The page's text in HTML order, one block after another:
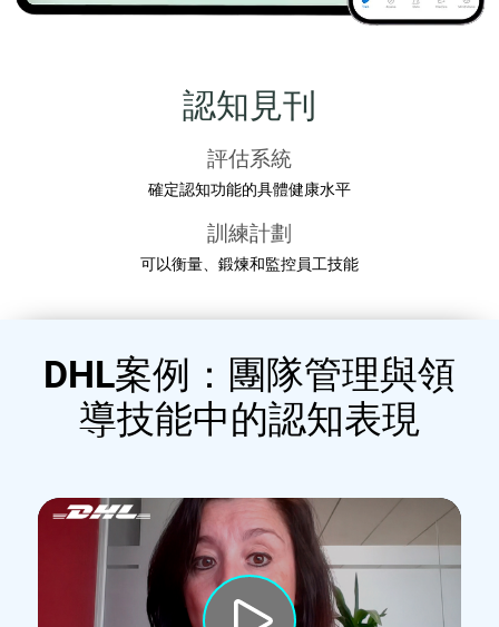
認知見刊
評估系統
確定認知功能的具體健康水平
訓練計劃
可以衡量、鍛煉和監控員工技能
DHL案例：團隊管理與領
導技能中的認知表現